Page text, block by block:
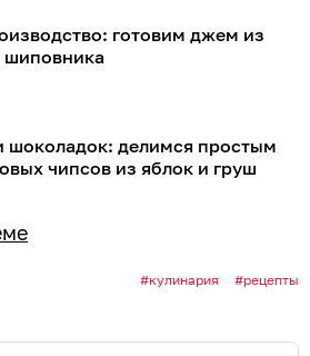
готовим джем из
шиповника
шоколадок: делимся простым
чипсов из яблок и груш
кулинария рецепты